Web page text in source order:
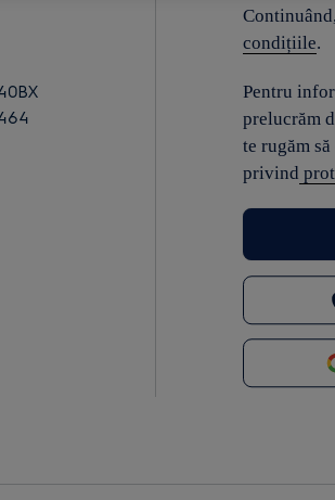
condițiile.
Pentru
prelucrăm
te rugăm
privind